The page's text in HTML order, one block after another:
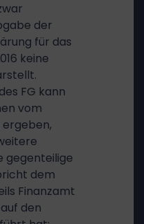
der
für das
keine
FG kann
vom
ergeben,
gegenteilige
dem
Finanzamt
auf den